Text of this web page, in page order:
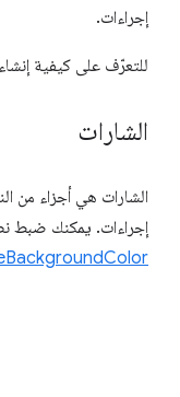
إجراءات.
للتعرّف على كيفية
الشارات
الشارات هي أجزاء من
إجراءات. يمكنك ضبط